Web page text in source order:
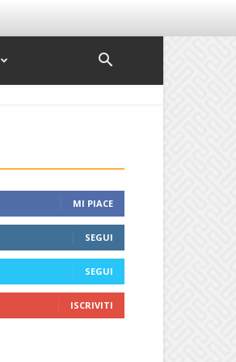
MI PIACE
SEGUI
SEGUI
ISCRIVITI